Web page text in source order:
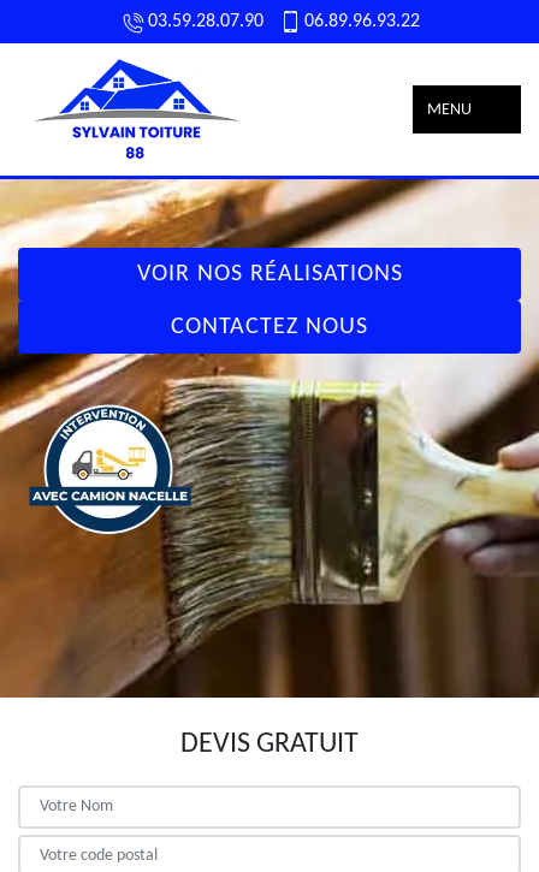
03.59.28.07.90 06.89.96.93.22
MENU
VOIR NOS RÉALISATIONS
CONTACTEZ NOUS
DEVIS GRATUIT